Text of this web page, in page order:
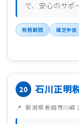
で、安心のサポ
税務顧問 確定申告
石川正明
新潟県長岡市川崎